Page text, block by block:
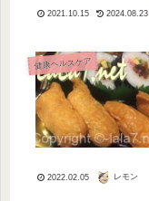
2021.10.15 2024.08.23
健康ヘルスケア
2022.02.05 レモン